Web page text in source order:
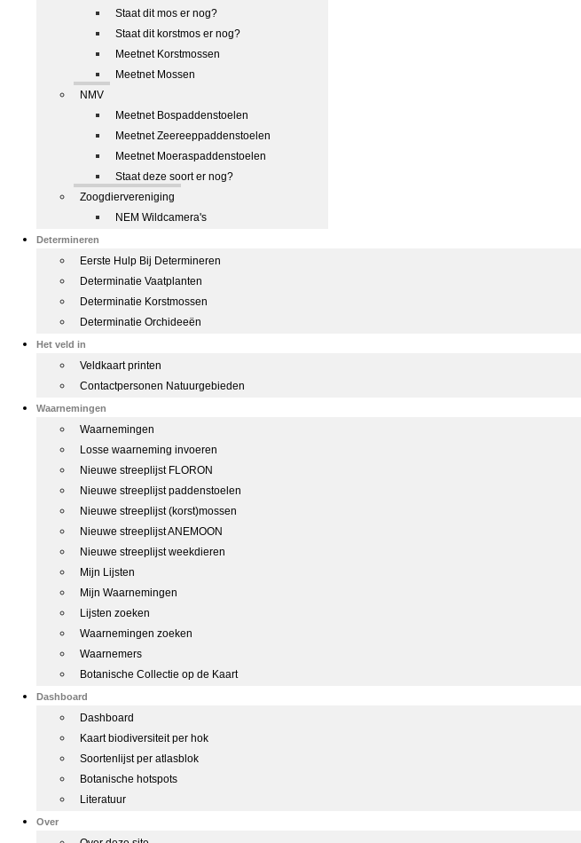
Staat dit mos er nog?
Staat dit korstmos er nog?
Meetnet Korstmossen
Meetnet Mossen
NMV
Meetnet Bospaddenstoelen
Meetnet Zeereeppaddenstoelen
Meetnet Moeraspaddenstoelen
Staat deze soort er nog?
Zoogdiervereniging
NEM Wildcamera's
Determineren
Eerste Hulp Bij Determineren
Determinatie Vaatplanten
Determinatie Korstmossen
Determinatie Orchideeën
Het veld in
Veldkaart printen
Contactpersonen Natuurgebieden
Waarnemingen
Waarnemingen
Losse waarneming invoeren
Nieuwe streeplijst FLORON
Nieuwe streeplijst paddenstoelen
Nieuwe streeplijst (korst)mossen
Nieuwe streeplijst ANEMOON
Nieuwe streeplijst weekdieren
Mijn Lijsten
Mijn Waarnemingen
Lijsten zoeken
Waarnemingen zoeken
Waarnemers
Botanische Collectie op de Kaart
Dashboard
Dashboard
Kaart biodiversiteit per hok
Soortenlijst per atlasblok
Botanische hotspots
Literatuur
Over